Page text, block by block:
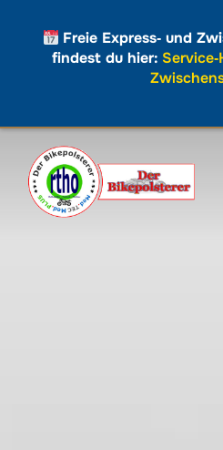
Inhalt
springen
Freie Express‑ und
findest du hier: